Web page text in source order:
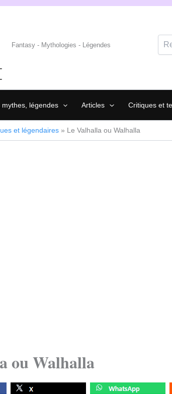
Fantasy - Mythologies - Légendes
mythes, légendes Articles Critiques et
et légendaires » Le Valhalla ou Walhalla
ou Walhalla